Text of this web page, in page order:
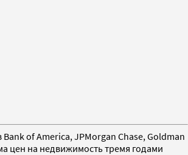
of America, JPMorgan Chase, Goldman
цен на недвижимость тремя годами